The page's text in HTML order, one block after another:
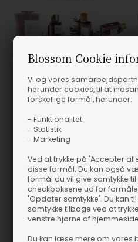
Blossom Cookie
Vi og vores
herunder cookies, til at
forskellige formål, herunder:
- Funktionalitet
- Statistik
- Marketing
Ved at trykke på 'Accepter
disse formål. Du kan også
formål du vil give samtykke
checkboksene ud for
'Opdater samtykke'. Du kan
samtykke tilbage ved at
venstre hjørne af
Du kan læse mere om vores
1 STK, 100 ML
Southern Bloom - 100 ml
Goldfield & Banks
1.265,00 DKK